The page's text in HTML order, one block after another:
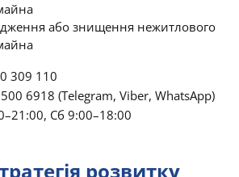
або знищення нежитлового
309 110
6918 (Telegram, Viber, WhatsApp)
Сб 9:00–18:00
розвитку